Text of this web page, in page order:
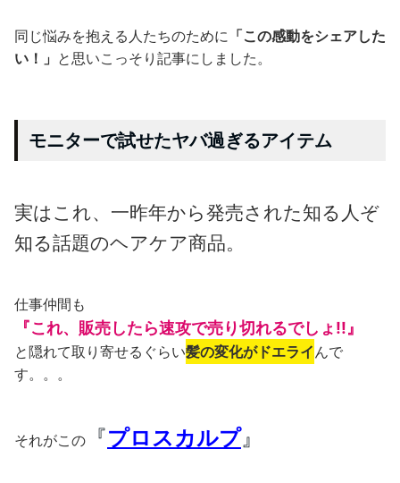
同じ悩みを抱える人たちのために 「この感動をシェアした
い！」 と思いこっそり記事にしました。
モニターで試せたヤバ過ぎるアイテム
実はこれ、一昨年から発売された知る人ぞ
知る話題のヘアケア商品。
仕事仲間も
『これ、販売したら速攻で売り切れるでしょ!!』
と隠れて取り寄せるぐらい髪の変化がドエライ んで
す。。。
それがこの 『プロスカルプ』